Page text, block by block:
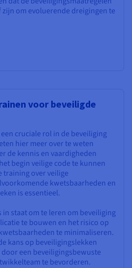
om evoluerende dreigingen te
voor beveiligde
cruciale rol in de beveiliging
hier meer over te weten
de kennis en vaardigheden
begin veilige code te kunnen
training over veilige
kwetsbaarheden en
is essentieel.
staat om te leren om beveiliging
te bouwen en het risico op
te minimaliseren.
kans op beveiligingslekken
een beveiligingsbewuste
te bevorderen.